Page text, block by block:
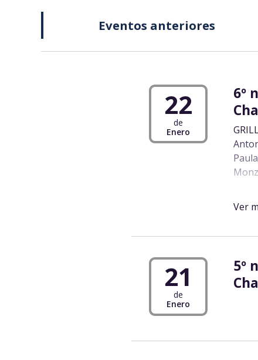
Eventos anteriores
22
de
Enero
6º
Ríos
Ver
21
de
Enero
5º